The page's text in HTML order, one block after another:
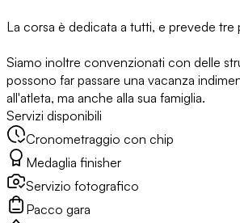
La corsa è dedicata a tutti, e prevede tre
Siamo inoltre convenzionati con delle
possono far passare una vacanza
all'atleta, ma anche alla sua famiglia.
Servizi disponibili
Cronometraggio con chip
Medaglia finisher
Servizio fotografico
Pacco gara